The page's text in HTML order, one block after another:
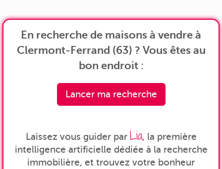
En recherche de maisons à vendre à
Clermont-Ferrand (63) ? Vous êtes au
bon endroit :
Lancer ma recherche
Laissez vous guider par Lia, la première
intelligence artificielle dédiée à la recherche
immobilière, et trouvez votre bonheur